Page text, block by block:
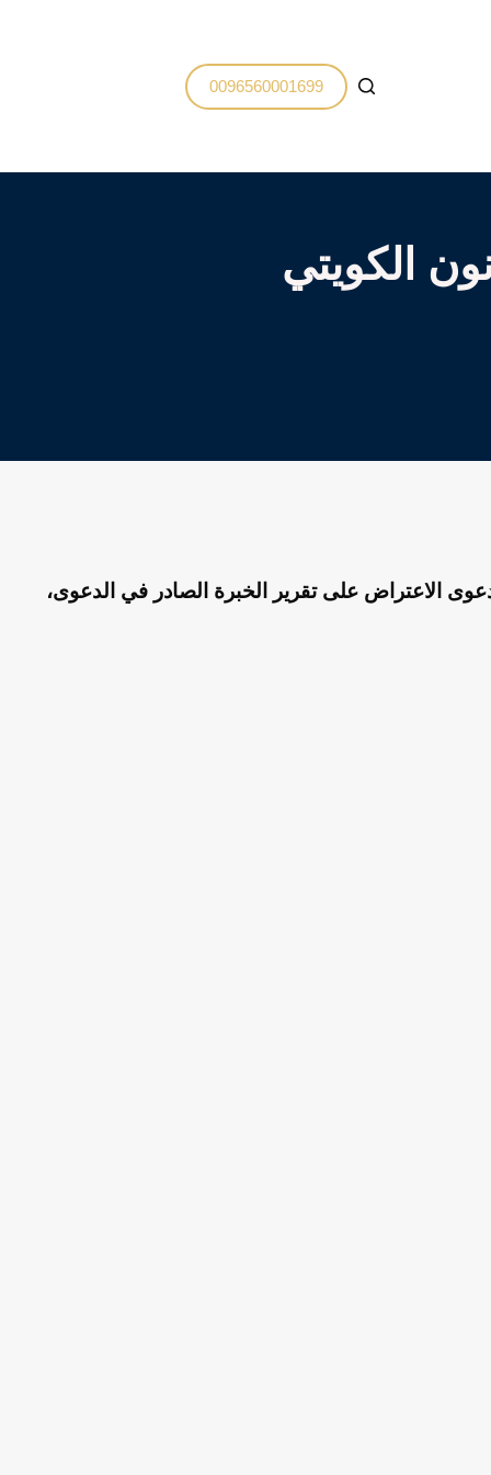
0096560001699
الكويتي
الاعتراض على تقرير الخبرة الصادر في الدعوى،